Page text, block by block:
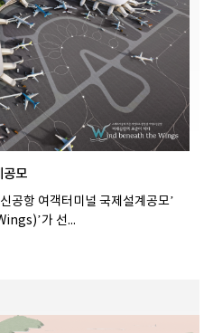
공모
공항 여객터미널 국제설계공모’
가 선...